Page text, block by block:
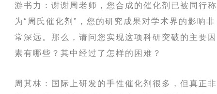
游书力：谢谢周老师，您合成的催化剂已被同行称
为“周氏催化剂”，您的研究成果对学术界的影响非
常深远。那么，请问您实现这项科研突破的主要因
素有哪些？其中经过了怎样的困难？
周其林：国际上研发的手性催化剂很多，但真正非